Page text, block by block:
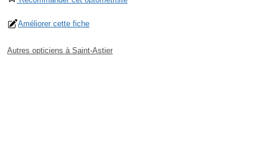
Améliorer cette fiche
Autres opticiens à Saint-Astier